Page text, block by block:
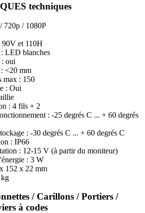
techniques
720p / 1080P
et 110H
LED blanches
: oui
<20 mm
max : 150
: Oui
: 4 fils + 2
: -25 degrés C ... + 60 degrés
: -30 degrés C ... + 60 degrés C
: IP66
: 12-15 V (à partir du moniteur)
: 3 W
152 x 22 mm
kg
/ Carillons / Portiers /
à codes